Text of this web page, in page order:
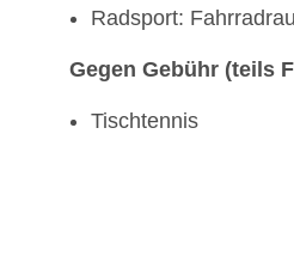
Radsport:
Gegen Gebühr (teils
Tischtennis